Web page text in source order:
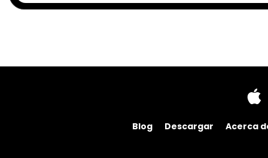
Blog Descargar Acerca